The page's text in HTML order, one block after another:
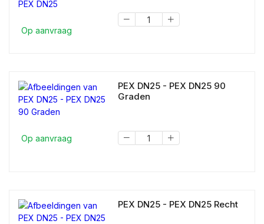
Op aanvraag
Op aanvraag
PEX DN25 - PEX DN25 90
Graden
PEX DN25 - PEX DN25 Recht